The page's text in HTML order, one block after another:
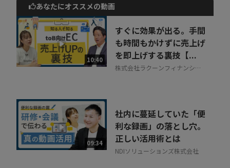
動画でご紹介しているサービスについて
お気軽にご相談・ご質問いただけます！
30秒でお申し込み可能
相談を希望する 無料
あなたにオススメの動画
10:40
すぐに効果が出る。手間
も時間もかけずに売上げ
を即上げする裏技【...
株式会社ラクーンフィナンシャ
09:34
社内に蔓延していた「便
利な録画」の落とし穴。
正しい活用術とは
NDIソリューションズ株式会社